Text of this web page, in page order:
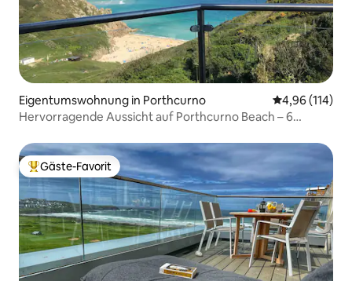
Eigentumswohnung in Porthcurno
4,96 (114)
Hervorragende Aussicht auf Porthcurno Beach – 6
Beliebter Gäste-Favorit.
Gäste-Favorit